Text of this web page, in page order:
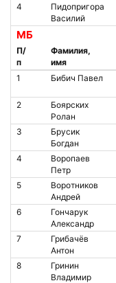
4
Пидопригора
Василий
МБ
П/
п
Фамилия,
имя
1
Бибич Павел
2
Боярских
Ролан
3
Брусик
Богдан
4
Воропаев
Петр
5
Воротников
Андрей
6
Гончарук
Александр
7
Грибачёв
Антон
8
Гринин
Владимир